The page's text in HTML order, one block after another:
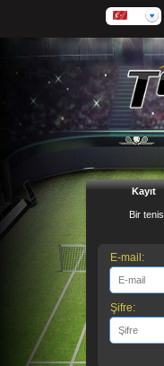
Kayıt
Bir tenis
E-mail:
Şifre: